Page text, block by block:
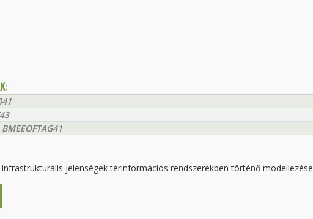
jelenségek térinformációs rendszerekben történő modellezése